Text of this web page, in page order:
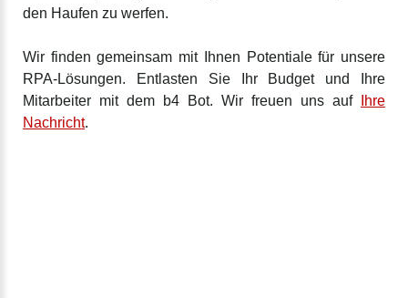
den Haufen zu werfen.
Wir finden gemeinsam mit Ihnen Potentiale für unsere
RPA-Lösungen. Entlasten Sie Ihr Budget und Ihre
Mitarbeiter mit dem b4 Bot. Wir freuen uns auf
Ihre
Nachricht.